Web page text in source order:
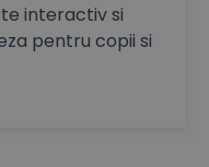
interactiv si
pentru copii si